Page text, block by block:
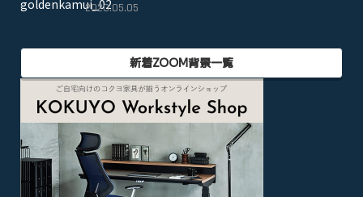
2020.05.05
新着ZOOM背景一覧